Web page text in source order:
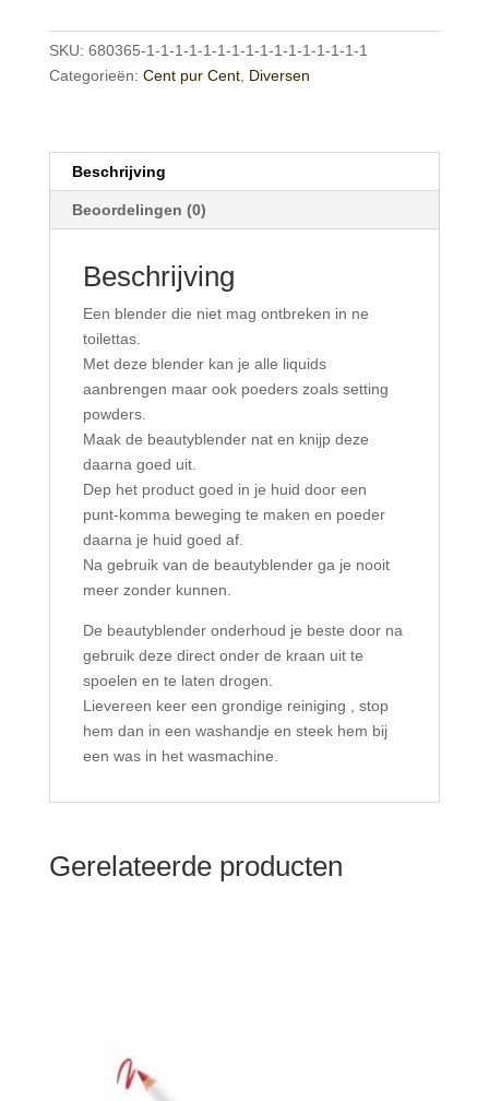
aantal
SKU: 680365-1-1-1-1-1-1-1-1-1-1-1-1-1-1-1-1
Categorieën: Cent pur Cent, Diversen
Beschrijving
Beoordelingen (0)
Beschrijving
Een blender die niet mag ontbreken in ne
toilettas.
Met deze blender kan je alle liquids
aanbrengen maar ook poeders zoals setting
powders.
Maak de beautyblender nat en knijp deze
daarna goed uit.
Dep het product goed in je huid door een
punt-komma beweging te maken en poeder
daarna je huid goed af.
Na gebruik van de beautyblender ga je nooit
meer zonder kunnen.
De beautyblender onderhoud je beste door na
gebruik deze direct onder de kraan uit te
spoelen en te laten drogen.
Lievereen keer een grondige reiniging , stop
hem dan in een washandje en steek hem bij
een was in het wasmachine.
Gerelateerde producten